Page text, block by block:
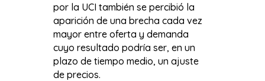
por la UCI también se percibió la
aparición de una brecha cada vez
mayor entre oferta y demanda
cuyo resultado podría ser, en un
plazo de tiempo medio, un ajuste
de precios.